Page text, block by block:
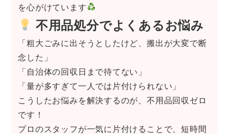
を心がけています
不用品処分でよくあるお悩み
「粗大ごみに出そうとしたけど、搬出が大変で断
念した」
「自治体の回収日まで待てない」
「量が多すぎて一人では片付けられない」
こうしたお悩みを解決するのが、不用品回収ゼロ
です！
プロのスタッフが一気に片付けることで、短時間